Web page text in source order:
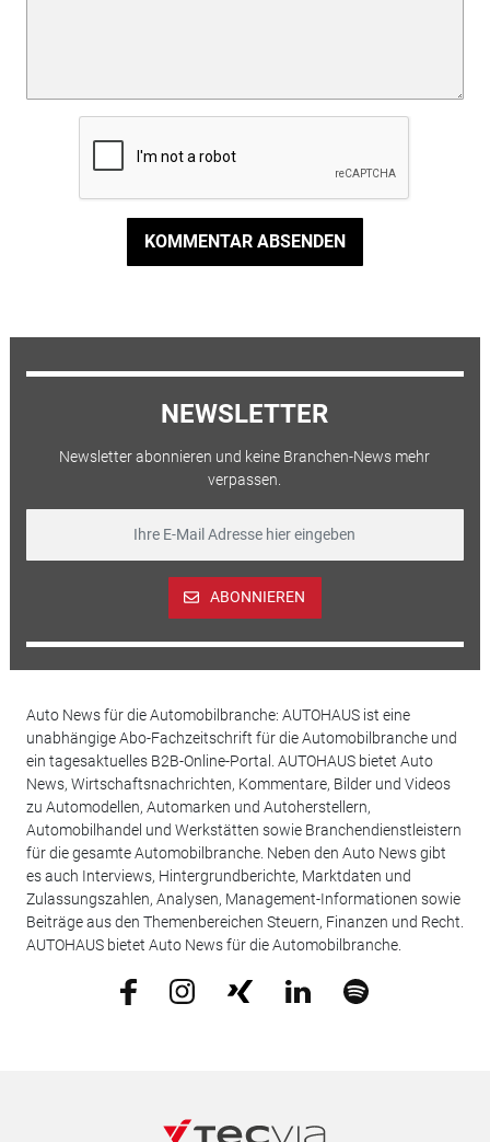
KOMMENTAR ABSENDEN
NEWSLETTER
Newsletter abonnieren und keine Branchen-News mehr
verpassen.
ABONNIEREN
Auto News für die Automobilbranche: AUTOHAUS ist eine
unabhängige Abo-Fachzeitschrift für die Automobilbranche und
ein tagesaktuelles B2B-Online-Portal. AUTOHAUS bietet Auto
News, Wirtschaftsnachrichten, Kommentare, Bilder und Videos
zu Automodellen, Automarken und Autoherstellern,
Automobilhandel und Werkstätten sowie Branchendienstleistern
für die gesamte Automobilbranche. Neben den Auto News gibt
es auch Interviews, Hintergrundberichte, Marktdaten und
Zulassungszahlen, Analysen, Management-Informationen sowie
Beiträge aus den Themenbereichen Steuern, Finanzen und Recht.
AUTOHAUS bietet Auto News für die Automobilbranche.